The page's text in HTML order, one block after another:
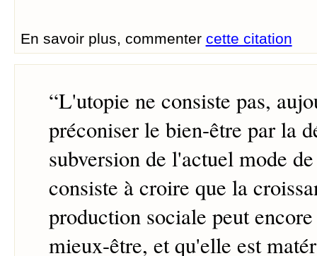
En savoir plus, commenter cette citation
“L'utopie ne consiste pas,
préconiser le bien-être par la
subversion de l'actuel mode
consiste à croire que la
production sociale peut
mieux-être, et qu'elle est